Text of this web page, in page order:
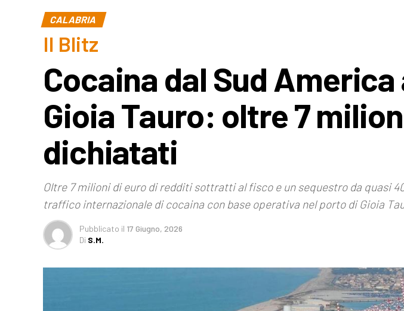
CALABRIA
Il Blitz
Cocaina dal Sud
Gioia Tauro: oltre 7
dichiatati
Oltre 7 milioni di euro di redditi sottratti al fisco e un sequestro da quasi
traffico internazionale di cocaina con base operativa nel porto di Gioia
Pubblicato il 17 Giugno, 2026
Di S.M.